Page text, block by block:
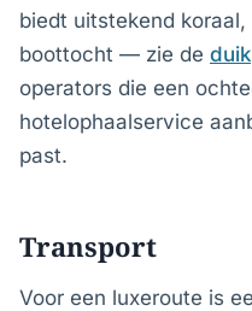
biedt uitstekend
boottocht — zie de
operators die een
hotelophaalservice
past.
Transport
Voor een luxeroute is